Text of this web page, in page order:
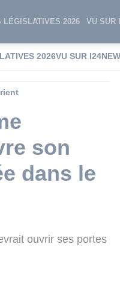
LÉGISLATIVES 2026 VU SUR
2026VU SUR
son
dans le
ouvrir ses portes